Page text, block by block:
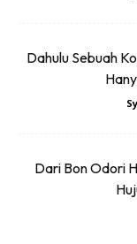
Dahulu Sebuah
Dari Bon Odori